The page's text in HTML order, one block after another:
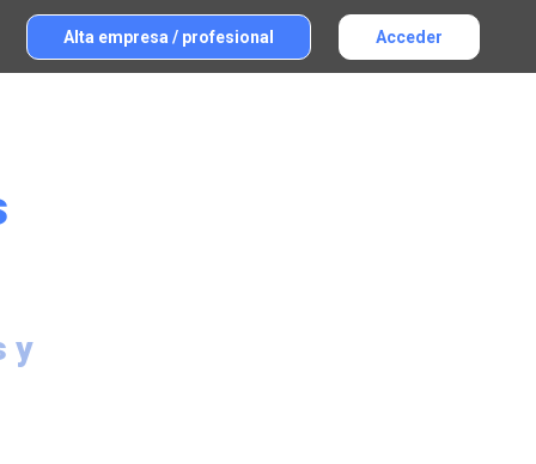
Alta empresa / profesional Acceder
y